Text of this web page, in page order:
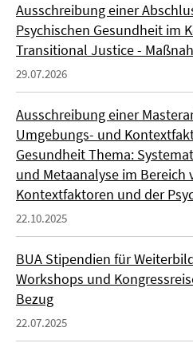
Ausschreibung einer
Psychischen Gesundheit im
Transitional Justice -
29.07.2026
Ausschreibung einer
Umgebungs- und
Gesundheit Thema:
und Metaanalyse im Bereich
Kontextfaktoren und der
22.10.2025
BUA Stipendien für
Workshops und
Bezug
22.07.2025